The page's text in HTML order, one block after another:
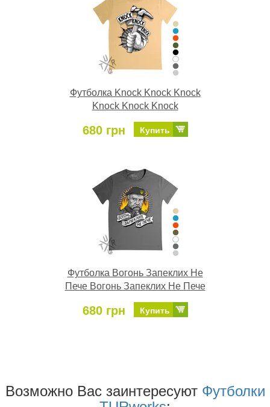
Футболка Knock Knock Knock
Knock Knock Knock
680 грн Купить
Футболка Вогонь Запеклих Не
Пече Вогонь Запеклих Не Пече
680 грн Купить
Возможно Ваc заинтересуют Футболки